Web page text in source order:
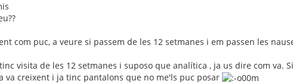
com puc, a veure si passem de les 12 setmanes i em passen les
visita de les 12 setmanes i suposo que analítica , ja us dire com va.
va creixent i ja tinc pantalons que no me'ls puc posar